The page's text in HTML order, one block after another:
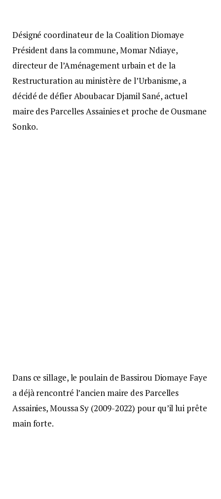
Désigné coordinateur de la Coalition Diomaye
Président dans la commune, Momar Ndiaye,
directeur de l’Aménagement urbain et de la
Restructuration au ministère de l’Urbanisme, a
décidé de défier Aboubacar Djamil Sané, actuel
maire des Parcelles Assainies et proche de Ousmane
Sonko.
Dans ce sillage, le poulain de Bassirou Diomaye Faye
a déjà rencontré l’ancien maire des Parcelles
Assainies, Moussa Sy (2009-2022) pour qu’il lui prête
main forte.